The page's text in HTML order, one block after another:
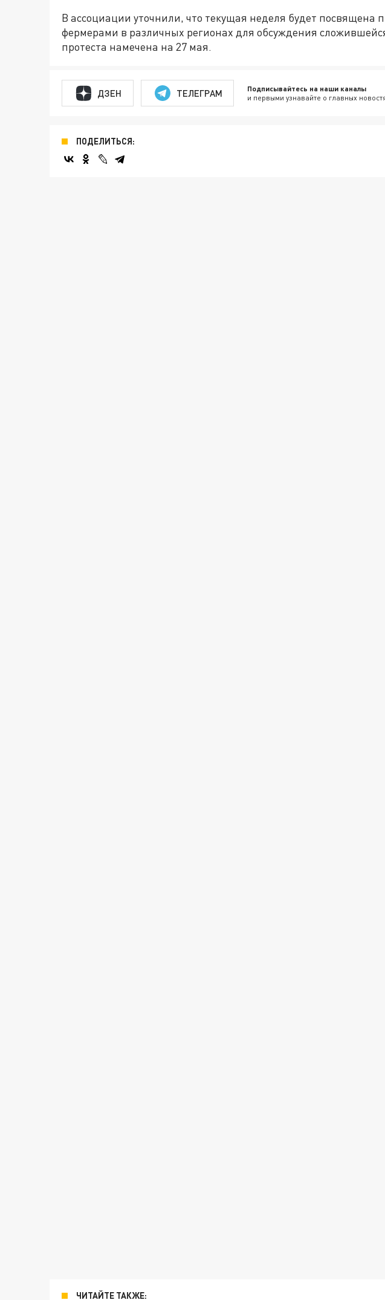
В ассоциации уточнили, что текущая неделя будет посвящена
фермерами в различных регионах для обсуждения
протеста намечена на 27 мая.
ДЗЕН ТЕЛЕГРАМ Подписывайтесь на наши каналы
и первыми узнавайте о главных
ПОДЕЛИТЬСЯ:
ЧИТАЙТЕ ТАКЖЕ: